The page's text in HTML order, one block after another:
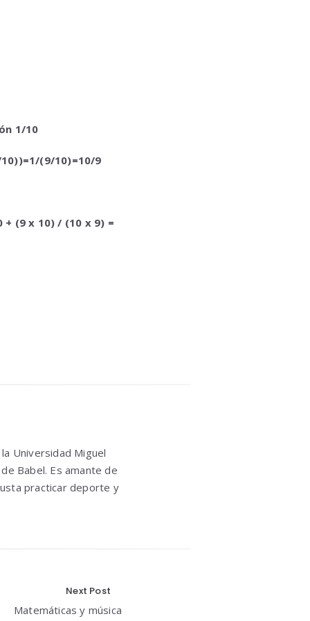
1/10
(9/10)=10/9
(9 x 10) / (10 x 9) =
Universidad Miguel
Babel. Es amante de
practicar deporte y
Next Post
Matemáticas y música